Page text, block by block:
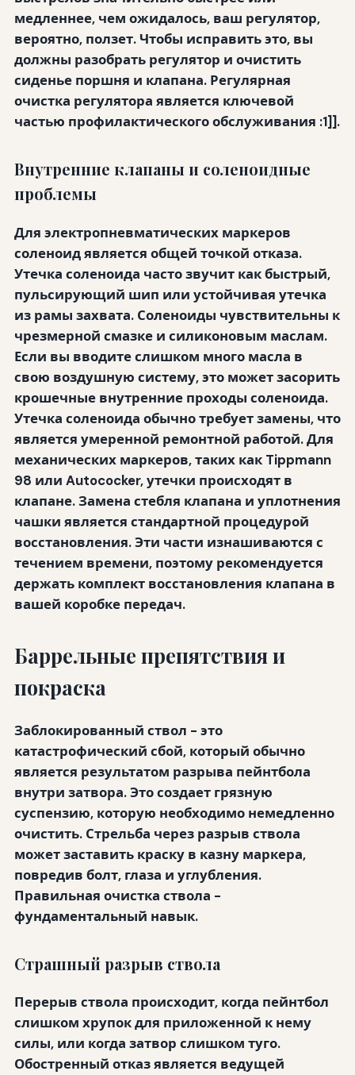
медленнее, чем ожидалось, ваш регулятор,
вероятно, ползет. Чтобы исправить это, вы
должны разобрать регулятор и очистить
сиденье поршня и клапана. Регулярная
очистка регулятора является ключевой
частью профилактического обслуживания :1]].
Внутренние клапаны и соленоидные
проблемы
Для электропневматических маркеров
соленоид является общей точкой отказа.
Утечка соленоида часто звучит как быстрый,
пульсирующий шип или устойчивая утечка
из рамы захвата. Соленоиды чувствительны к
чрезмерной смазке и силиконовым маслам.
Если вы вводите слишком много масла в
свою воздушную систему, это может засорить
крошечные внутренние проходы соленоида.
Утечка соленоида обычно требует замены, что
является умеренной ремонтной работой. Для
механических маркеров, таких как Tippmann
98 или Autococker, утечки происходят в
клапане. Замена стебля клапана и уплотнения
чашки является стандартной процедурой
восстановления. Эти части изнашиваются с
течением времени, поэтому рекомендуется
держать комплект восстановления клапана в
вашей коробке передач.
Баррельные препятствия и
покраска
Заблокированный ствол - это
катастрофический сбой, который обычно
является результатом разрыва пейнтбола
внутри затвора. Это создает грязную
суспензию, которую необходимо немедленно
очистить. Стрельба через разрыв ствола
может заставить краску в казну маркера,
повредив болт, глаза и углубления.
Правильная очистка ствола -
фундаментальный навык.
Страшный разрыв ствола
Перерыв ствола происходит, когда пейнтбол
слишком хрупок для приложенной к нему
силы, или когда затвор слишком туго.
Обостренный отказявляется ведущей